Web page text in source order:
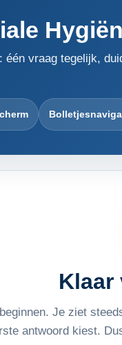
één vraag tegelijk,
Klaar
Je ziet
antwoord kiest.